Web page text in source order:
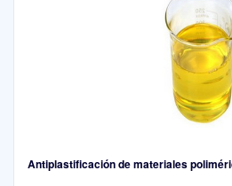
Antiplastificación de materiales